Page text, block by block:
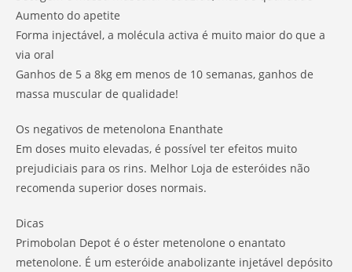
Aumento do apetite
Forma injectável, a molécula activa é muito maior do que a
via oral
Ganhos de 5 a 8kg em menos de 10 semanas, ganhos de
massa muscular de qualidade!
Os negativos de metenolona Enanthate
Em doses muito elevadas, é possível ter efeitos muito
prejudiciais para os rins. Melhor Loja de esteróides não
recomenda superior doses normais.
Dicas
Primobolan Depot é o éster metenolone o enantato
metenolone. É um esteróide anabolizante injetável depósito